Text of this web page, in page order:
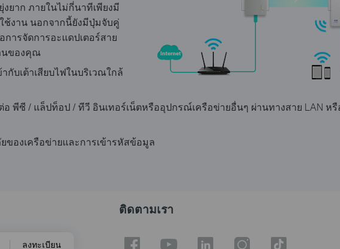
ยาก ภายในไม่กี่นาทีเพียงมี
ใช้งาน นอกจากนี้ยังมีปุ่มจับคู่
ารจัดการอะแดปเตอร์สาย
นของคุณ
กับเต้าเสียบไฟในบริเวณใกล้
อ พีซี / แล็ปท็อป / ทีวี อินเทอร์เน็ตหรืออุปกรณ์เครือข่ายอื่นๆ ผ่านทางสาย LAN หรื
ของเครือข่ายและการเข้ารหัสข้อมูล
ลงทะเบียน
ติดตามเรา